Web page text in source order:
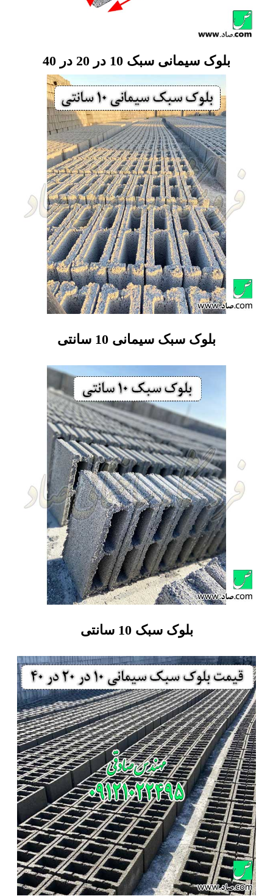
بلوک سیمانی سبک 10 در 20 در 40
بلوک سبک سیمانی 10 سانتی
بلوک سبک 10 سانتی